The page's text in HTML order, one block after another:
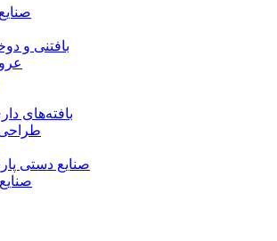
بافتنی‌ و
بافته‌های
صنایع دستی